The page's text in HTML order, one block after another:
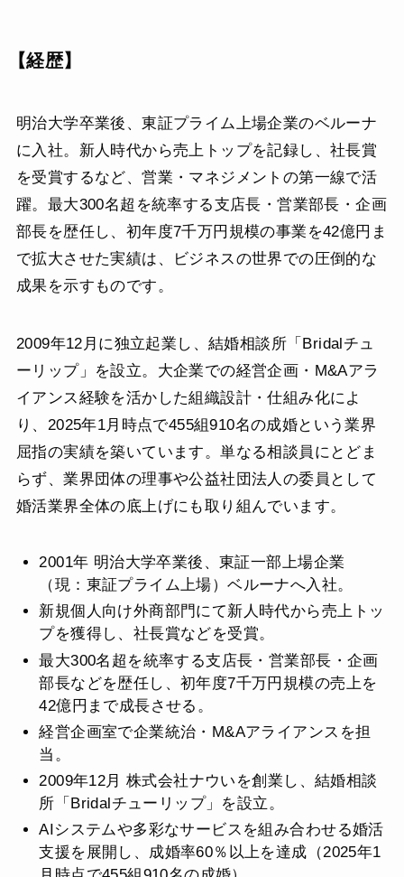
【経歴】
明治大学卒業後、東証プライム上場企業のベルーナ
に入社。新人時代から売上トップを記録し、社長賞
を受賞するなど、営業・マネジメントの第一線で活
躍。最大300名超を統率する支店長・営業部長・企画
部長を歴任し、初年度7千万円規模の事業を42億円ま
で拡大させた実績は、ビジネスの世界での圧倒的な
成果を示すものです。
2009年12月に独立起業し、結婚相談所「Bridalチュ
ーリップ」を設立。大企業での経営企画・M&Aアラ
イアンス経験を活かした組織設計・仕組み化によ
り、2025年1月時点で455組910名の成婚という業界
屈指の実績を築いています。単なる相談員にとどま
らず、業界団体の理事や公益社団法人の委員として
婚活業界全体の底上げにも取り組んでいます。
2001年 明治大学卒業後、東証一部上場企業
（現：東証プライム上場）ベルーナへ入社。
新規個人向け外商部門にて新人時代から売上トッ
プを獲得し、社長賞などを受賞。
最大300名超を統率する支店長・営業部長・企画
部長などを歴任し、初年度7千万円規模の売上を
42億円まで成長させる。
経営企画室で企業統治・M&Aアライアンスを担
当。
2009年12月 株式会社ナウいを創業し、結婚相談
所「Bridalチューリップ」を設立。
AIシステムや多彩なサービスを組み合わせる婚活
支援を展開し、成婚率60％以上を達成（2025年1